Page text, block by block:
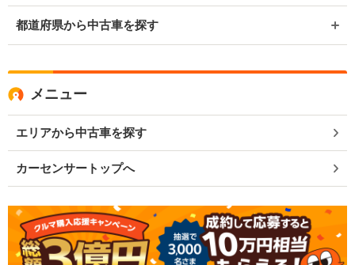
都道府県から中古車を探す
メニュー
エリアから中古車を探す
カーセンサートップへ